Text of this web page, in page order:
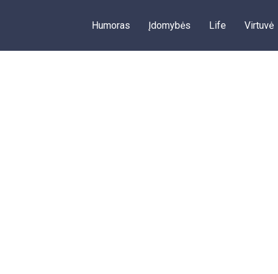
Humoras Įdomybės Life Virtuvė